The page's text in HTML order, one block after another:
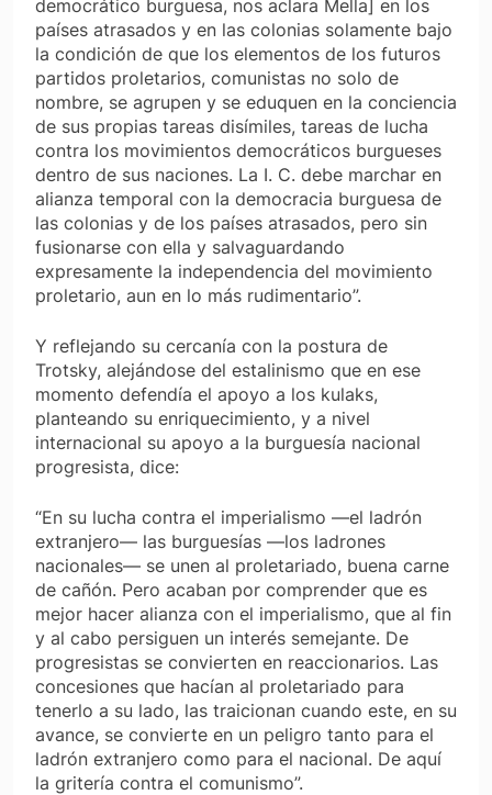
democrático burguesa, nos aclara Mella] en los
países atrasados y en las colonias solamente bajo
la condición de que los elementos de los futuros
partidos proletarios, comunistas no solo de
nombre, se agrupen y se eduquen en la conciencia
de sus propias tareas disímiles, tareas de lucha
contra los movimientos democráticos burgueses
dentro de sus naciones. La I. C. debe marchar en
alianza temporal con la democracia burguesa de
las colonias y de los países atrasados, pero sin
fusionarse con ella y salvaguardando
expresamente la independencia del movimiento
proletario, aun en lo más rudimentario”.
Y reflejando su cercanía con la postura de
Trotsky, alejándose del estalinismo que en ese
momento defendía el apoyo a los kulaks,
planteando su enriquecimiento, y a nivel
internacional su apoyo a la burguesía nacional
progresista, dice:
“En su lucha contra el imperialismo —el ladrón
extranjero— las burguesías —los ladrones
nacionales— se unen al proletariado, buena carne
de cañón. Pero acaban por comprender que es
mejor hacer alianza con el imperialismo, que al fin
y al cabo persiguen un interés semejante. De
progresistas se convierten en reaccionarios. Las
concesiones que hacían al proletariado para
tenerlo a su lado, las traicionan cuando este, en su
avance, se convierte en un peligro tanto para el
ladrón extranjero como para el nacional. De aquí
la gritería contra el comunismo”.